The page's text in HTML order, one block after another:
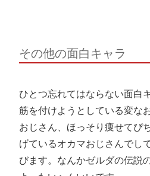
その他の面白キャラ
ひとつ忘れてはならない面白
筋を付けようとしている変な
おじさん、ほっそり痩せてぴ
げているオカマおじさんでし
びます。なんかゼルダの伝説